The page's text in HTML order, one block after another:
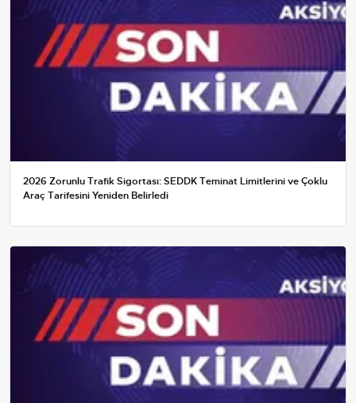
2026 Zorunlu Trafik Sigortası: SEDDK Teminat Limitlerini ve Çoklu
Araç Tarifesini Yeniden Belirledi